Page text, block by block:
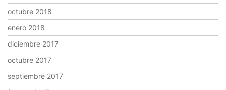
octubre 2018
enero 2018
diciembre 2017
octubre 2017
septiembre 2017